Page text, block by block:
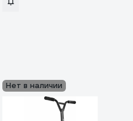
Нет в наличии